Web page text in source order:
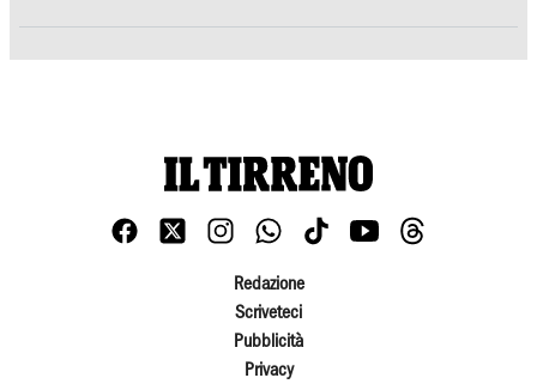
Redazione
Scriveteci
Pubblicità
Privacy